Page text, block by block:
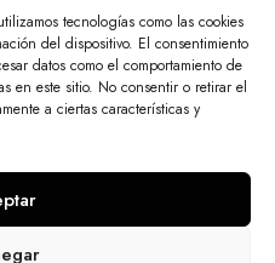
tecnologías como las cookies
del dispositivo. El consentimiento
datos como el comportamiento de
en este sitio. No consentir o retirar el
a ciertas características y
Legal
Cookies